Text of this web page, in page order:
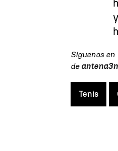
Síguenos
de
Tenis